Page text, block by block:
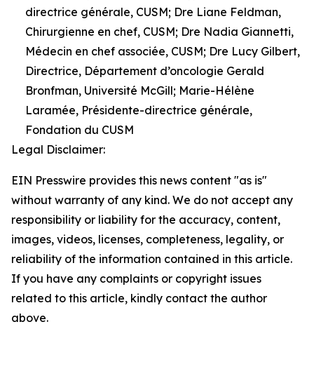
directrice générale, CUSM; Dre Liane Feldman,
Chirurgienne en chef, CUSM; Dre Nadia Giannetti,
Médecin en chef associée, CUSM; Dre Lucy Gilbert,
Directrice, Département d’oncologie Gerald
Bronfman, Université McGill; Marie-Hélène
Laramée, Présidente-directrice générale,
Fondation du CUSM
Legal Disclaimer:
EIN Presswire provides this news content "as is"
without warranty of any kind. We do not accept any
responsibility or liability for the accuracy, content,
images, videos, licenses, completeness, legality, or
reliability of the information contained in this article.
If you have any complaints or copyright issues
related to this article, kindly contact the author
above.